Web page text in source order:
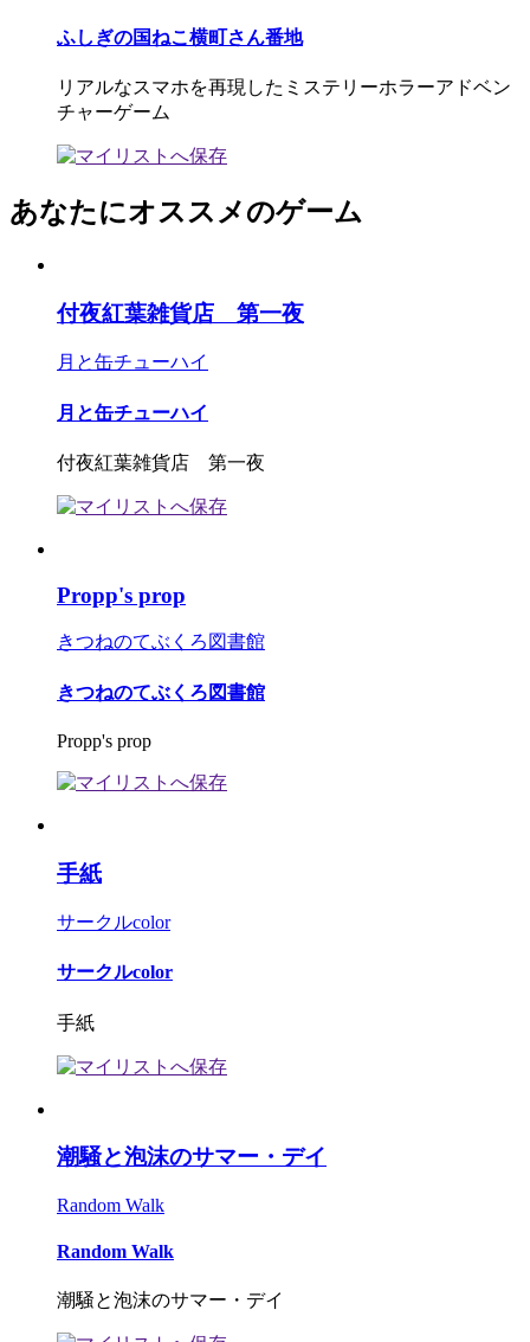
ふしぎの国ねこ横町さん番地
リアルなスマホを再現したミステリーホラーアドベン
チャーゲーム
あなたにオススメのゲーム
付夜紅葉雑貨店 第一夜
月と缶チューハイ
月と缶チューハイ
付夜紅葉雑貨店 第一夜
Propp's prop
きつねのてぶくろ図書館
きつねのてぶくろ図書館
Propp's prop
手紙
サークルcolor
サークルcolor
手紙
潮騒と泡沫のサマー・デイ
Random Walk
Random Walk
潮騒と泡沫のサマー・デイ